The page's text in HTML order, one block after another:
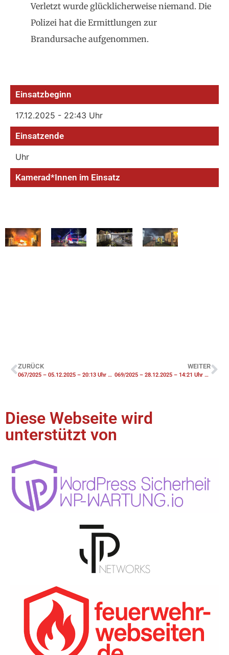
Verletzt wurde glücklicherweise niemand. Die
Polizei hat die Ermittlungen zur
Brandursache aufgenommen.
Einsatzbeginn
17.12.2025 - 22:43 Uhr
Einsatzende
Uhr
Kamerad*Innen im Einsatz
ZURÜCK
067/2025 – 05.12.2025 – 20:13 Uhr – F2-Y Brennt Küche Menschenleben in Gefahr
WEITER
069/2025 – 28.12.2025 – 14:21 Uhr – F2 Brennt Küche
Diese Webseite wird
unterstützt von​